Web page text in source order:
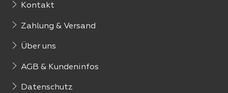
Kontakt
Zahlung & Versand
Über uns
AGB & Kundeninfos
Datenschutz